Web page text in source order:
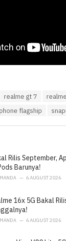
realme gt 7
flagship
Rilis September,
Barunya!
6 AUGUST 2026
16x 5G Bakal
6 AUGUST 2026